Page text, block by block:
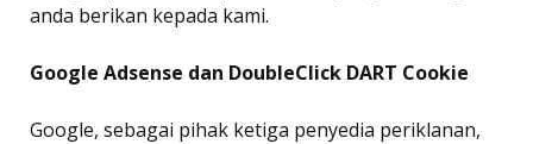
anda berikan kepada kami.
Google Adsense dan DoubleClick DART Cookie
Google, sebagai pihak ketiga penyedia periklanan,